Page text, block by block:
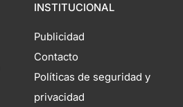
INSTITUCIONAL
Publicidad
Contacto
Políticas de seguridad y
privacidad